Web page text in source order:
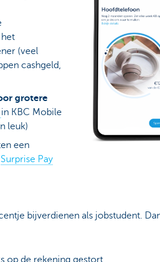
(veel
cashgeld,
grotere
in KBC Mobile
leuk)
een
Surprise Pay
bijverdienen als jobstudent.
op de rekening gestort